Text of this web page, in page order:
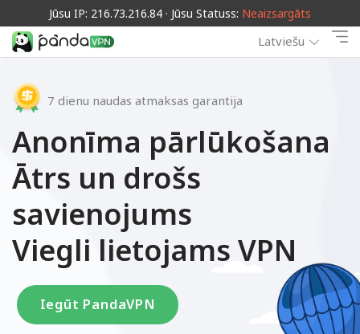
Jūsu IP: 216.73.216.84 · Jūsu Statuss: Neaizsargāts
Latviešu
7 dienu naudas atmaksas garantija
Anonīma pārlūkošana
Ātrs un drošs
savienojums
Viegli lietojams VPN
Iegūt PandaVPN